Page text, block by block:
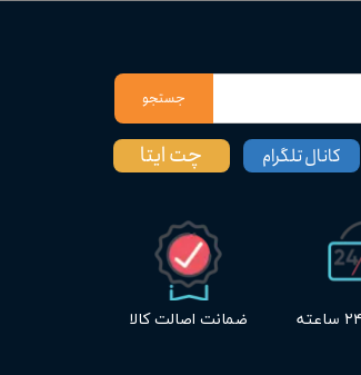
ضمانت اصالت کالا
جستجو
چت ایتا کانال تلگرام